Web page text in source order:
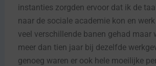
instanties zorgden ervoor dat ik de
naar de sociale academie kon en
veel verschillende banen gehad maar
meer dan tien jaar bij dezelfde
genoeg waren er ook hele moeilijke